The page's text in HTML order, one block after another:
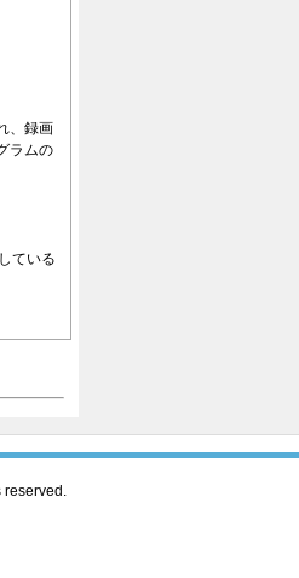
、録画
ラムの
ている